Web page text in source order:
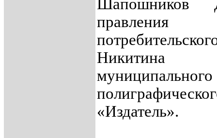
Шапошников
Никитина
«Издатель».